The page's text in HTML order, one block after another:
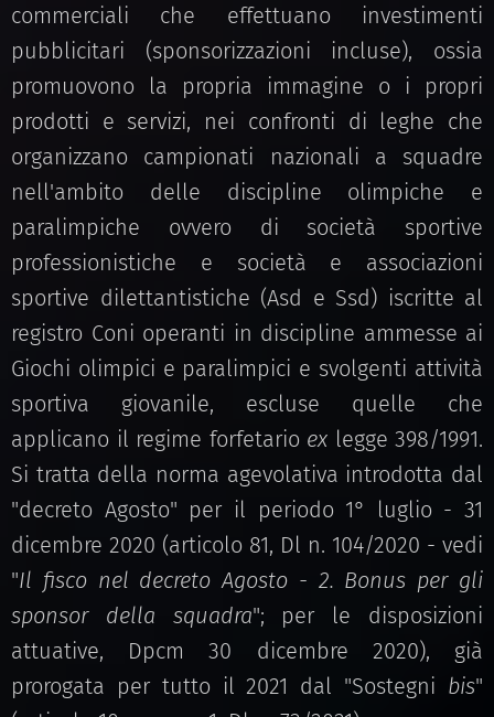
commerciali che effettuano investimenti
pubblicitari (sponsorizzazioni incluse), ossia
promuovono la propria immagine o i propri
prodotti e servizi, nei confronti di leghe che
organizzano campionati nazionali a squadre
nell'ambito delle discipline olimpiche e
paralimpiche ovvero di società sportive
professionistiche e società e associazioni
sportive dilettantistiche (Asd e Ssd) iscritte al
registro Coni operanti in discipline ammesse ai
Giochi olimpici e paralimpici e svolgenti attività
sportiva giovanile, escluse quelle che
applicano il regime forfetario ex legge 398/1991.
Si tratta della norma agevolativa introdotta dal
"decreto Agosto" per il periodo 1° luglio - 31
dicembre 2020 (articolo 81, Dl n. 104/2020 - vedi
"Il fisco nel decreto Agosto - 2. Bonus per gli
sponsor della squadra"; per le disposizioni
attuative, Dpcm 30 dicembre 2020), già
prorogata per tutto il 2021 dal "Sostegni bis"